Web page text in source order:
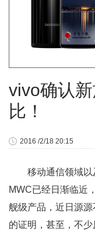
vivo确认
比！
2016 /2/18 20:15
移动通信领域以
MWC已经日渐临近
舰级产品，近日源
的证明，甚至，不